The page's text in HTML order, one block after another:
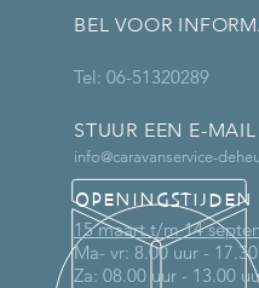
BEL VOOR
Tel: 06-51320289
STUUR EEN E-MAIL
info@caravanservice-
OPENINGSTIJDEN
15 maart t/m 14
Ma- vr: 8.00 uur -
Za: 08.00 uur - 13.00